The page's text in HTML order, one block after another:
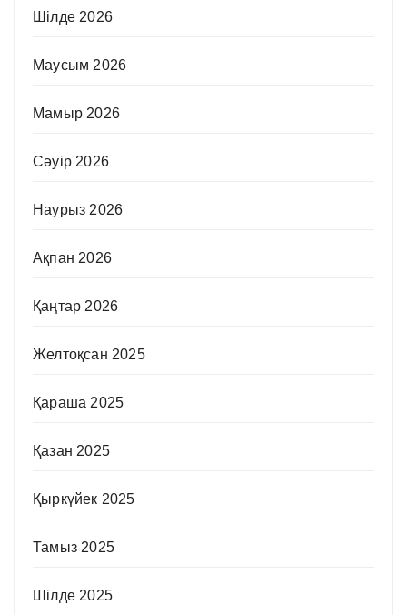
Шілде 2026
Маусым 2026
Мамыр 2026
Сәуір 2026
Наурыз 2026
Ақпан 2026
Қаңтар 2026
Желтоқсан 2025
Қараша 2025
Қазан 2025
Қыркүйек 2025
Тамыз 2025
Шілде 2025